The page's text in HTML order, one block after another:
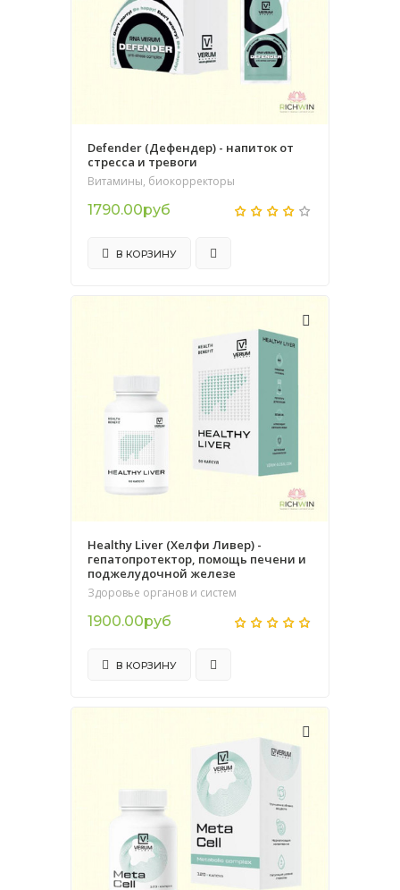
Defender (Дефендер) - напиток от
стресса и тревоги
Витамины, биокорректоры
1790.00руб
В КОРЗИНУ
Healthy Liver (Хелфи Ливер) -
гепатопротектор, помощь печени и
поджелудочной железе
Здоровье органов и систем
1900.00руб
В КОРЗИНУ